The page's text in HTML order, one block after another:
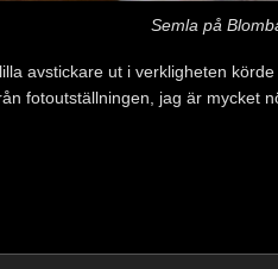
Semla på
avstickare ut i verkligheten
fotoutställningen, jag är mycket